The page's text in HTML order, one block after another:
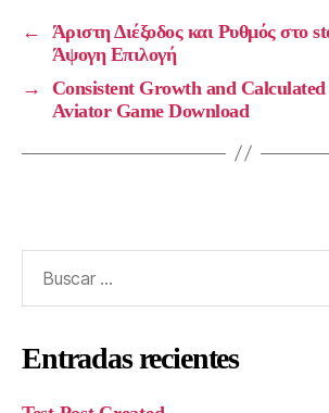
←
Άριστη Διέξοδος και Ρυθμός στο
Άψογη Επιλογή
→
Consistent Growth and
Aviator Game Download
Entradas recientes